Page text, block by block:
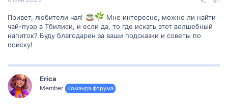
Привет, любители чая!
Мне интересно, можно ли найти
чай-пуэр в Тбилиси, и если да, то где искать этот волшебный
напиток? Буду благодарен за ваши подсказки и советы по
поиску!
Erica
Member Команда форума